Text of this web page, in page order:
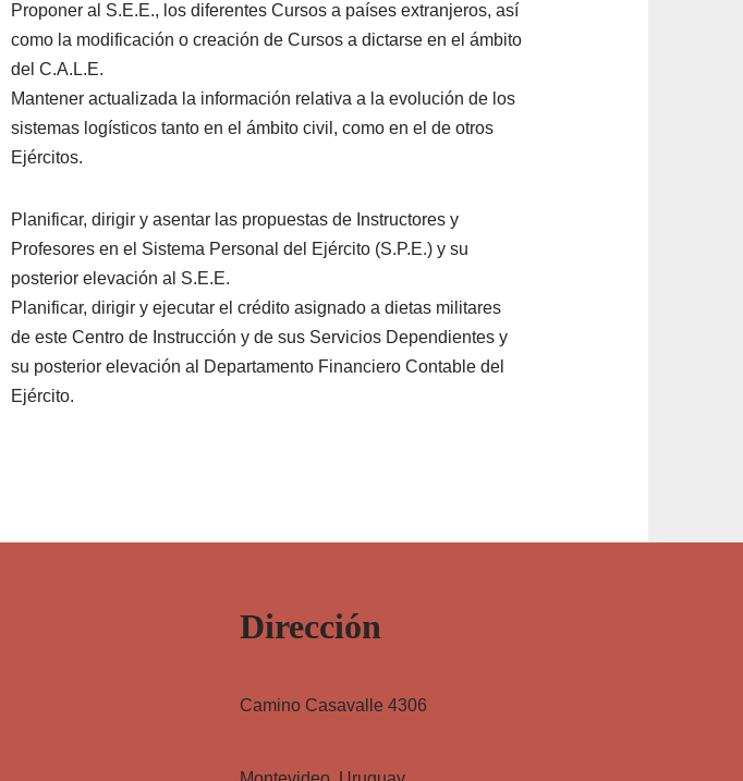
Proponer al S.E.E., los diferentes Cursos a países extranjeros, así
como la modificación o creación de Cursos a dictarse en el ámbito
del C.A.L.E.
Mantener actualizada la información relativa a la evolución de los
sistemas logísticos tanto en el ámbito civil, como en el de otros
Ejércitos.
Planificar, dirigir y asentar las propuestas de Instructores y
Profesores en el Sistema Personal del Ejército (S.P.E.) y su
posterior elevación al S.E.E.
Planificar, dirigir y ejecutar el crédito asignado a dietas militares
de este Centro de Instrucción y de sus Servicios Dependientes y
su posterior elevación al Departamento Financiero Contable del
Ejército.
Dirección
Camino Casavalle 4306